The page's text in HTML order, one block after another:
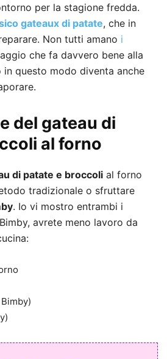
per la stagione fredda.
gateaux di patate, che in
Non tutti amano i
che fa davvero bene alla
in questo modo diventa anche
del gateau di
al forno
di patate e broccoli al forno
tradizionale o sfruttare
. Io vi mostro entrambi i
avrete meno lavoro da